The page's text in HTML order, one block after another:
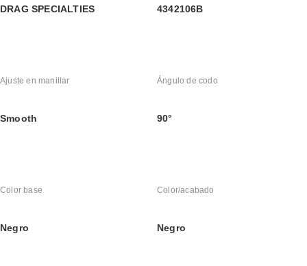
DRAG SPECIALTIES 4342106B
Ajuste en manillar
Smooth
Ángulo de codo
90°
Color base
Negro
Color/acabado
Negro